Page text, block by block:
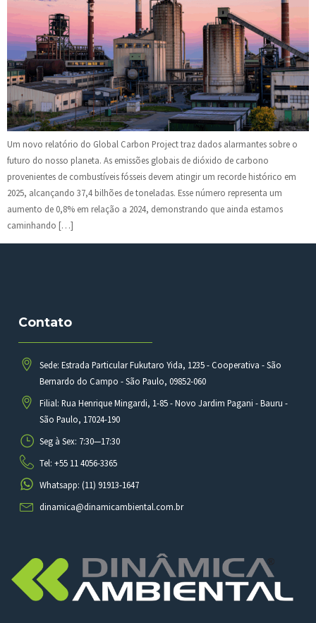
Um novo relatório do Global Carbon Project traz dados alarmantes sobre o
futuro do nosso planeta. As emissões globais de dióxido de carbono
provenientes de combustíveis fósseis devem atingir um recorde histórico em
2025, alcançando 37,4 bilhões de toneladas. Esse número representa um
aumento de 0,8% em relação a 2024, demonstrando que ainda estamos
caminhando […]
Contato
Sede: Estrada Particular Fukutaro Yida, 1235 - Cooperativa - São
Bernardo do Campo - São Paulo, 09852-060
Filial: Rua Henrique Mingardi, 1-85 - Novo Jardim Pagani - Bauru -
São Paulo, 17024-190
Seg à Sex: 7:30—17:30
Tel: +55 11 4056-3365
Whatsapp: (11) 91913-1647
dinamica@dinamicambiental.com.br